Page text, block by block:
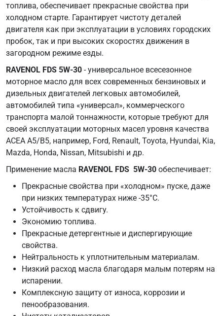
WSS-
M2C
913-
D
Jaguar/Land
Rover
STJLR.03.5003
MB
229.6
Renault
RN0700
VWC
53036
топлива, обеспечивает прекрасные свойства при
холодном старте. Гарантирует чистоту деталей
двигателя как при эксплуатации в условиях городских
пробок, так и при высоких скоростях движения в
загородном режиме езды.
RAVENOL FDS 5W-30 - универсальное всесезонное
моторное масло для всех современных бензиновых и
дизельных двигателей легковых автомобилей,
автомобилей типа «универсал», коммерческого
транспорта малой тоннажности, которые требуют для
своей эксплуатации моторных масел уровня качества
ACEA A5/B5, например, Ford, Renault, Toyota, Hyundai, Kia,
Mazda, Honda, Nissan, Mitsubishi и др.
Применение масла RAVENOL FDS 5W-30 обеспечивает:
Прекрасные свойства при «холодном» пуске, даже
при низких температурах ниже -35°C.
Устойчивость к сдвигу.
Экономию топлива.
Прекрасные детергентные и диспергирующие
свойства.
Нейтральность к уплотнительным материалам.
Низкий расход масла благодаря малым потерям на
испарении.
Комплексную защиту от износа, коррозии и
пенообразования.